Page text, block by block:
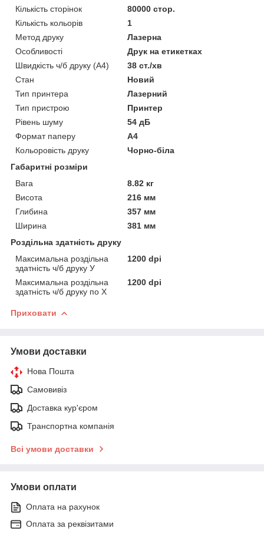
Кількість сторінок
80000 стор.
Кількість кольорів
1
Метод друку
Лазерна
Особливості
Друк на етикетках
Швидкість ч/б друку (A4)
38 ст./хв
Стан
Новий
Тип принтера
Лазерний
Тип пристрою
Принтер
Рівень шуму
54 дБ
Формат паперу
А4
Кольоровість друку
Чорно-біла
Габаритні розміри
Вага
8.82 кг
Висота
216 мм
Глибина
357 мм
Ширина
381 мм
Роздільна здатність друку
Максимальна роздільна
здатність ч/б друку У
1200 dpi
Максимальна роздільна
здатність ч/б друку по Х
1200 dpi
Приховати
Умови доставки
Нова Пошта
Самовивіз
Доставка кур'єром
Транспортна компанія
Всі умови доставки
Умови оплати
Оплата на рахунок
Оплата за реквізитами